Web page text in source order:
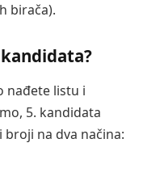
birača).
nađete listu i
5. kandidata
broji na dva načina: